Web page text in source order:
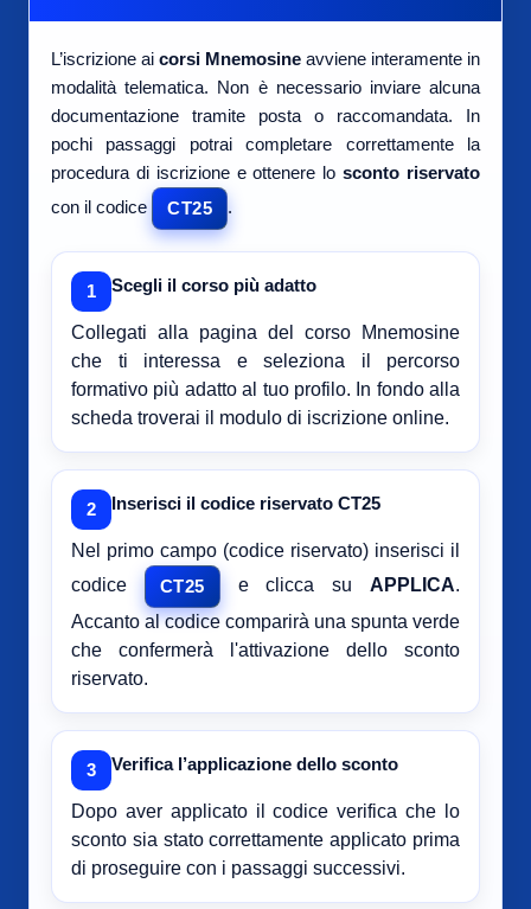
L’iscrizione ai corsi Mnemosine avviene interamente in
modalità telematica. Non è necessario inviare alcuna
documentazione tramite posta o raccomandata. In
pochi passaggi potrai completare correttamente la
procedura di iscrizione e ottenere losconto riservato
con il codice
CT25 .
1 Scegli il corso più adatto
Collegati alla pagina del corso Mnemosine
che ti interessa e seleziona il percorso
formativo più adatto al tuo profilo. In fondo alla
scheda troverai il modulo di iscrizione online.
2 Inserisci il codice riservato CT25
Nel primo campo (codice riservato) inserisci il
codice
CT25 e clicca suAPPLICA.
Accanto al codice comparirà una spunta verde
che confermerà l'attivazione dello sconto
riservato.
3 Verifica l’applicazione dello sconto
Dopo aver applicato il codice verifica che lo
sconto sia stato correttamente applicato prima
di proseguire con i passaggi successivi.